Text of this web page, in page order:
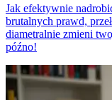
Jak efektywnie
brutalnych prawd,
diametralnie zmieni
późno!